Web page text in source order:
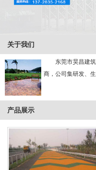
关于我们
东莞市昊昌建筑
商，公司集研发、
产品展示